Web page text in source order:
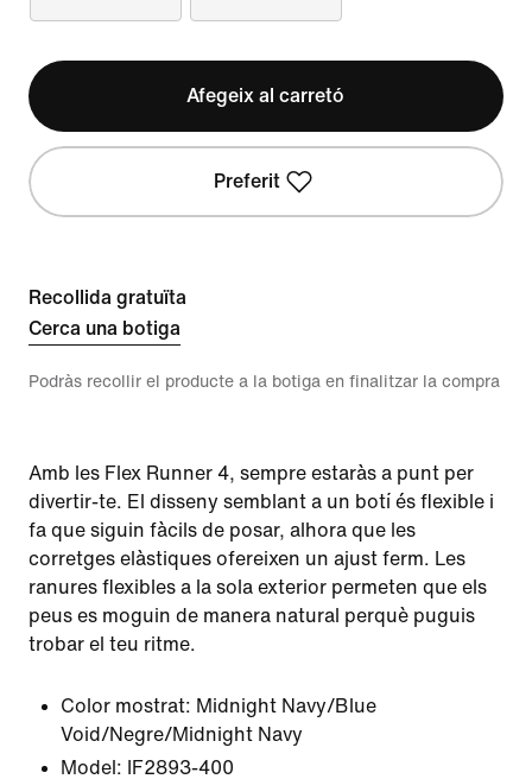
Afegeix al carretó
Preferit
Recollida gratuïta
Cerca una botiga
Podràs recollir el producte a la botiga en finalitzar la compra
Amb les Flex Runner 4, sempre estaràs a punt per
divertir-te. El disseny semblant a un botí és flexible i
fa que siguin fàcils de posar, alhora que les
corretges elàstiques ofereixen un ajust ferm. Les
ranures flexibles a la sola exterior permeten que els
peus es moguin de manera natural perquè puguis
trobar el teu ritme.
Color mostrat: Midnight Navy/Blue
Void/Negre/Midnight Navy
Model:
IF2893-400